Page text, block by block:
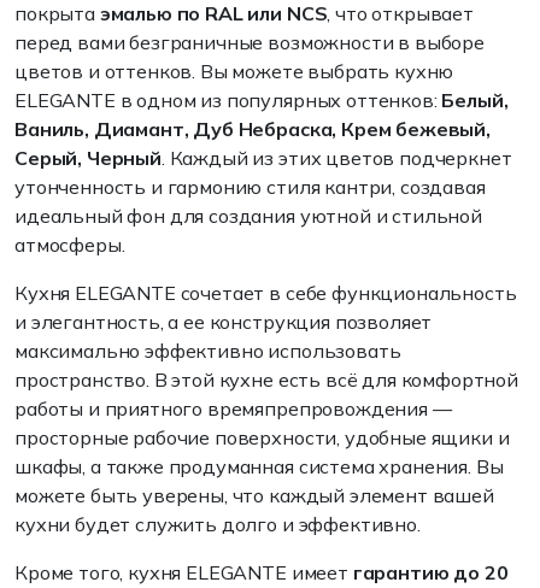
покрыта эмалью по RAL или NCS, что открывает
перед вами безграничные возможности в выборе
цветов и оттенков. Вы можете выбрать кухню
ELEGANTE в одном из популярных оттенков: Белый,
Ваниль, Диамант, Дуб Небраска, Крем бежевый,
Серый, Черный. Каждый из этих цветов подчеркнет
утонченность и гармонию стиля кантри, создавая
идеальный фон для создания уютной и стильной
атмосферы.
Кухня ELEGANTE сочетает в себе функциональность
и элегантность, а ее конструкция позволяет
максимально эффективно использовать
пространство. В этой кухне есть всё для комфортной
работы и приятного времяпрепровождения —
просторные рабочие поверхности, удобные ящики и
шкафы, а также продуманная система хранения. Вы
можете быть уверены, что каждый элемент вашей
кухни будет служить долго и эффективно.
Кроме того, кухня ELEGANTE имеет гарантию до 20